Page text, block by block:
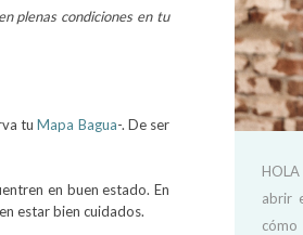
plenas condiciones en tu
tuMapa Bagua-. De ser
en buen estado. En
estar bien cuidados.
abrir